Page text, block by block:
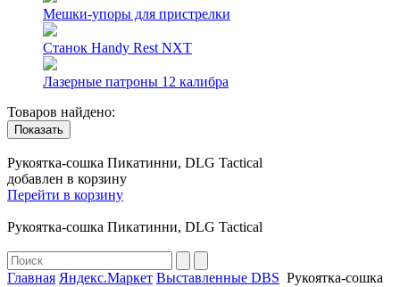
Мешки-упоры для пристрелки
Станок Handy Rest NXT
Лазерные патроны 12 калибра
Товаров найдено:
Показать
Рукоятка-сошка Пикатинни, DLG Tactical
добавлен в корзину
Перейти в корзину
Рукоятка-сошка Пикатинни, DLG Tactical
Главная Яндекс.Маркет Выставленные DBS Рукоятка-сошка